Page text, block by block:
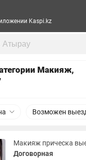
Макияж,
Возможен
Макияж прическа
Договорная
Kaspi.kz